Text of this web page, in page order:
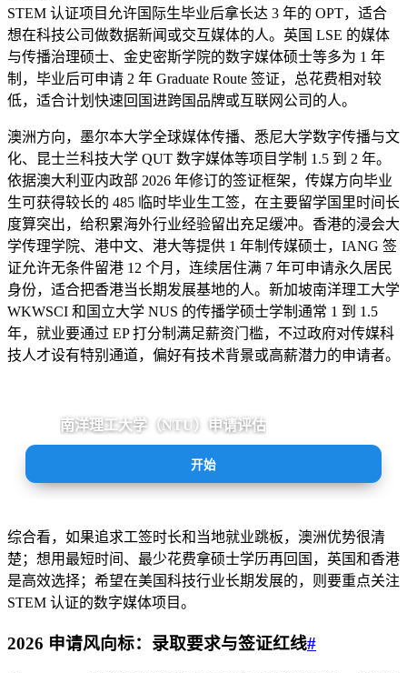
STEM 认证项目允许国际生毕业后拿长达 3 年的 OPT，适合
想在科技公司做数据新闻或交互媒体的人。英国 LSE 的媒体
与传播治理硕士、金史密斯学院的数字媒体硕士等多为 1 年
制，毕业后可申请 2 年 Graduate Route 签证，总花费相对较
低，适合计划快速回国进跨国品牌或互联网公司的人。
澳洲方向，墨尔本大学全球媒体传播、悉尼大学数字传播与文
化、昆士兰科技大学 QUT 数字媒体等项目学制 1.5 到 2 年。
依据澳大利亚内政部 2026 年修订的签证框架，传媒方向毕业
生可获得较长的 485 临时毕业生工签，在主要留学国里时间长
度算突出，给积累海外行业经验留出充足缓冲。香港的浸会大
学传理学院、港中文、港大等提供 1 年制传媒硕士，IANG 签
证允许无条件留港 12 个月，连续居住满 7 年可申请永久居民
身份，适合把香港当长期发展基地的人。新加坡南洋理工大学
WKWSCI 和国立大学 NUS 的传播学硕士学制通常 1 到 1.5
年，就业要通过 EP 打分制满足薪资门槛，不过政府对传媒科
技人才设有特别通道，偏好有技术背景或高薪潜力的申请者。
南洋理工大学（NTU）申请评估
开始
综合看，如果追求工签时长和当地就业跳板，澳洲优势很清
楚；想用最短时间、最少花费拿硕士学历再回国，英国和香港
是高效选择；希望在美国科技行业长期发展的，则要重点关注
STEM 认证的数字媒体项目。
2026 申请风向标：录取要求与签证红线#